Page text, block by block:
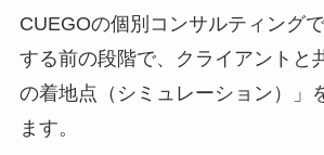
CUEGOの個別コンサルティング
する前の段階で、クライアントと
の着地点（シミュレーション）」
ます。